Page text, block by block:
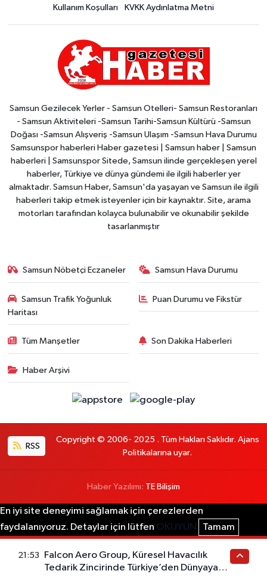
Kullanım Koşulları
KVKK Aydınlatma Metni
Samsun Gezilecek Yerler - Samsun Otelleri- Samsun Restoranları
- Samsun Aktiviteleri -Samsun Tarihi-Samsun Kültürü -Samsun
Doğası -Samsun Alışveriş -Samsun Ulaşım -Samsun Hava Durumu
Samsunspor haberleri Haber gazetesi | Samsun haber | Samsun
haberleri | Samsunspor Sitede, Samsun ilinde gerçekleşen yerel
haberler, Türkiye ve dünya gündemi ile ilgili haberler yer
almaktadır. Samsun Haber, Samsun'da yaşayan ve Samsun ile ilgili
haberleri takip etmek isteyenler için bir kaynaktır. Site, arama
motorları tarafından kolayca bulunabilir ve okunabilir şekilde
tasarlanmıştır
Samsun Nöbetçi Eczaneler Samsun Hava Durumu
Samsun Trafik Yoğunluk
Haritası
Puan Durumu ve Fikstür
Tüm Manşetler Son Dakika Haberleri
Haber Arşivi
RSS
Copyright © 2006- 2025 . Tüm Hakları Saklıdır. Ajans
Politikalarına uyar.
Haber Yazılımı: TE Bilişim
En iyi site deneyimi sağlamak için çerezlerden
faydalanıyoruz. Detaylar için lütfen OKUYUN Tamam
21:53
Falcon Aero Group, Küresel Havacılık
Tedarik Zincirinde Türkiye’den Dünyaya